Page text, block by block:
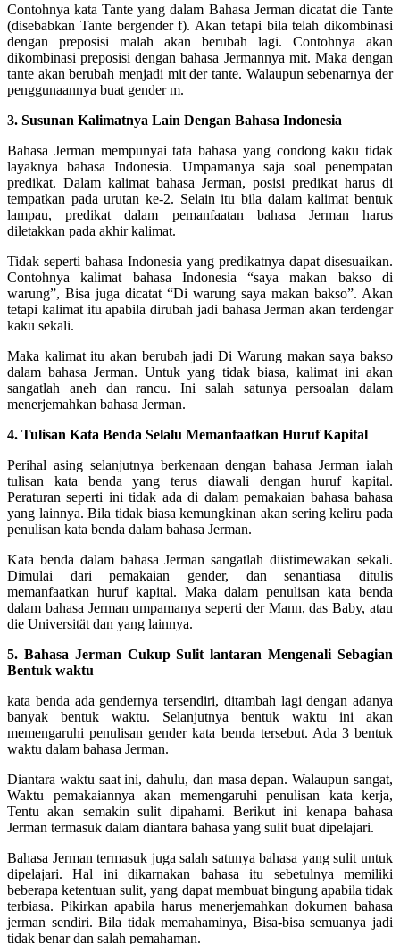
Contohnya kata Tante yang dalam Bahasa Jerman dicatat die Tante
(disebabkan Tante bergender f). Akan tetapi bila telah dikombinasi
dengan preposisi malah akan berubah lagi. Contohnya akan
dikombinasi preposisi dengan bahasa Jermannya mit. Maka dengan
tante akan berubah menjadi mit der tante. Walaupun sebenarnya der
penggunaannya buat gender m.
3. Susunan Kalimatnya Lain Dengan Bahasa Indonesia
Bahasa Jerman mempunyai tata bahasa yang condong kaku tidak
layaknya bahasa Indonesia. Umpamanya saja soal penempatan
predikat. Dalam kalimat bahasa Jerman, posisi predikat harus di
tempatkan pada urutan ke-2. Selain itu bila dalam kalimat bentuk
lampau, predikat dalam pemanfaatan bahasa Jerman harus
diletakkan pada akhir kalimat.
Tidak seperti bahasa Indonesia yang predikatnya dapat disesuaikan.
Contohnya kalimat bahasa Indonesia “saya makan bakso di
warung”, Bisa juga dicatat “Di warung saya makan bakso”. Akan
tetapi kalimat itu apabila dirubah jadi bahasa Jerman akan terdengar
kaku sekali.
Maka kalimat itu akan berubah jadi Di Warung makan saya bakso
dalam bahasa Jerman. Untuk yang tidak biasa, kalimat ini akan
sangatlah aneh dan rancu. Ini salah satunya persoalan dalam
menerjemahkan bahasa Jerman.
4. Tulisan Kata Benda Selalu Memanfaatkan Huruf Kapital
Perihal asing selanjutnya berkenaan dengan bahasa Jerman ialah
tulisan kata benda yang terus diawali dengan huruf kapital.
Peraturan seperti ini tidak ada di dalam pemakaian bahasa bahasa
yang lainnya. Bila tidak biasa kemungkinan akan sering keliru pada
penulisan kata benda dalam bahasa Jerman.
Kata benda dalam bahasa Jerman sangatlah diistimewakan sekali.
Dimulai dari pemakaian gender, dan senantiasa ditulis
memanfaatkan huruf kapital. Maka dalam penulisan kata benda
dalam bahasa Jerman umpamanya seperti der Mann, das Baby, atau
die Universität dan yang lainnya.
5. Bahasa Jerman Cukup Sulit lantaran Mengenali Sebagian
Bentuk waktu
kata benda ada gendernya tersendiri, ditambah lagi dengan adanya
banyak bentuk waktu. Selanjutnya bentuk waktu ini akan
memengaruhi penulisan gender kata benda tersebut. Ada 3 bentuk
waktu dalam bahasa Jerman.
Diantara waktu saat ini, dahulu, dan masa depan. Walaupun sangat,
Waktu pemakaiannya akan memengaruhi penulisan kata kerja,
Tentu akan semakin sulit dipahami. Berikut ini kenapa bahasa
Jerman termasuk dalam diantara bahasa yang sulit buat dipelajari.
Bahasa Jerman termasuk juga salah satunya bahasa yang sulit untuk
dipelajari. Hal ini dikarnakan bahasa itu sebetulnya memiliki
beberapa ketentuan sulit, yang dapat membuat bingung apabila tidak
terbiasa. Pikirkan apabila harus menerjemahkan dokumen bahasa
jerman sendiri. Bila tidak memahaminya, Bisa-bisa semuanya jadi
tidak benar dan salah pemahaman.